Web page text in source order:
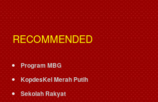
RECOMMENDED
Program MBG
KopdesKel Merah Putih
Sekolah Rakyat